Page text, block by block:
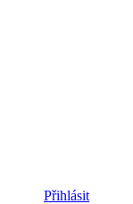
Přihlásit